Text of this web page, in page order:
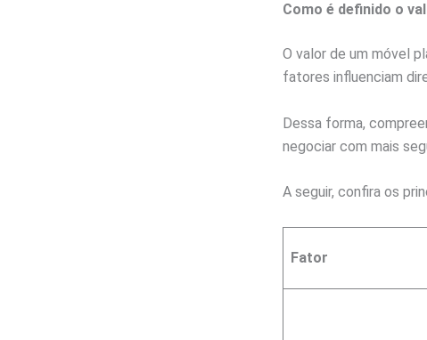
Como é definido o
O valor de um móvel
fatores influenciam
Dessa forma,
negociar com mais
A seguir, confira os
Fator